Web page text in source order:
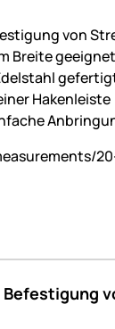
von
Breite geeignet
Hakenleiste